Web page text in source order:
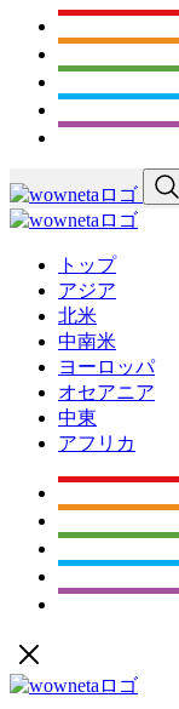
トップ
アジア
北米
中南米
ヨーロッパ
オセアニア
中東
アフリカ